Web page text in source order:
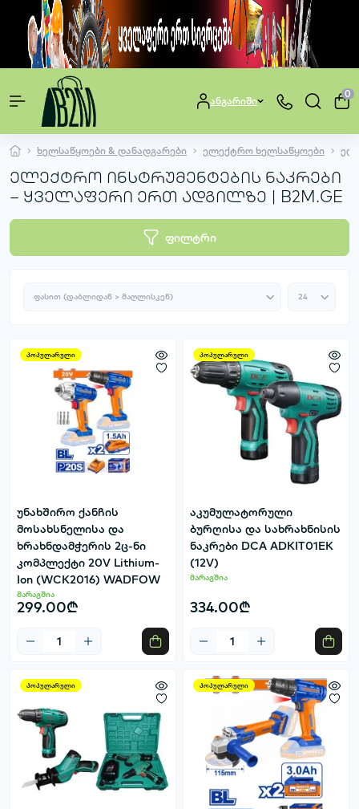
ანგარიში
0
ხელსაწყოები & დანადგარები ელექტრო ხელსაწყოები
ელექტრო ინსტრუმენტების ნაკრები
– ყველაფერი ერთ ადგილზე | B2M.GE
ფილტრი
პოპულარული
უნახშირო ქანჩის
მოსახსნელისა და
ხრახნდამჭერის 2ც-ნი
კომპლექტი 20V Lithium-
Ion (WCK2016) WADFOW
მარაგშია
299.00₾
პოპულარული
აკუმულატორული
ბურღისა და სახრახნისის
ნაკრები DCA ADKIT01EK
(12V)
მარაგშია
334.00₾
პოპულარული პოპულარული